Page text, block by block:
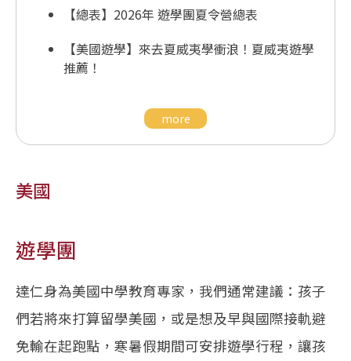
【總表】2026年 遊學團夏令營總表
【美國遊學】來去夏威夷學衝浪！夏威夷遊學
推薦！
more
美國
遊學團
達仁身為美國中學教育專家，我們通常建議：孩子
們若將來打算留學美國，或是想及早與國際接軌避
免輸在起跑點，寒暑假期間可安排遊學行程，讓孩